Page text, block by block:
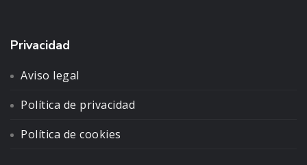
Privacidad
Aviso legal
Política de privacidad
Política de cookies